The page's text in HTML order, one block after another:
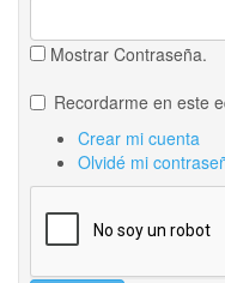
Mostrar Contraseña.
Recordarme en este
Crear mi cuenta
Olvidé mi